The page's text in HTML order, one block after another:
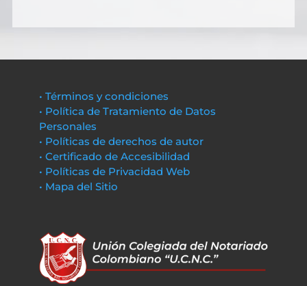
• Términos y condiciones
• Política de Tratamiento de Datos
Personales
• Políticas de derechos de autor
• Certificado de Accesibilidad
• Políticas de Privacidad Web
• Mapa del Sitio